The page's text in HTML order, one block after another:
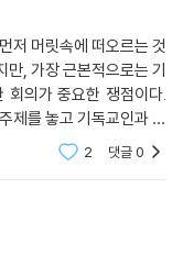
저 머릿속에 떠오르는 것
만, 가장 근본적으로는 기
회의가 중요한 쟁점이다.
제를 놓고 기독교인과 비
현재도 진행 중이다. 이
2 댓글0